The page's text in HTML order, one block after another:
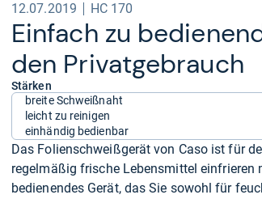
12.07.2019 HC 170
Ein­fach zu
den Pri­vat­ge­brauch
Stärken
breite Schweißnaht
leicht zu reinigen
einhändig bedienbar
Das Folienschweißgerät von Caso ist für
regelmäßig frische Lebensmittel einfrieren
bedienendes Gerät, das Sie sowohl für